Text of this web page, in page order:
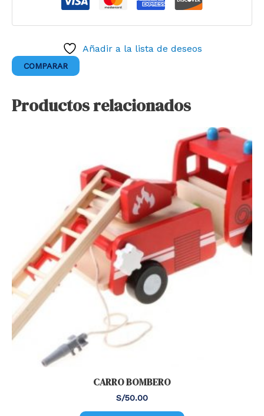
Añadir a la lista de deseos
COMPARAR
Productos relacionados
CARRO BOMBERO
S/50.00